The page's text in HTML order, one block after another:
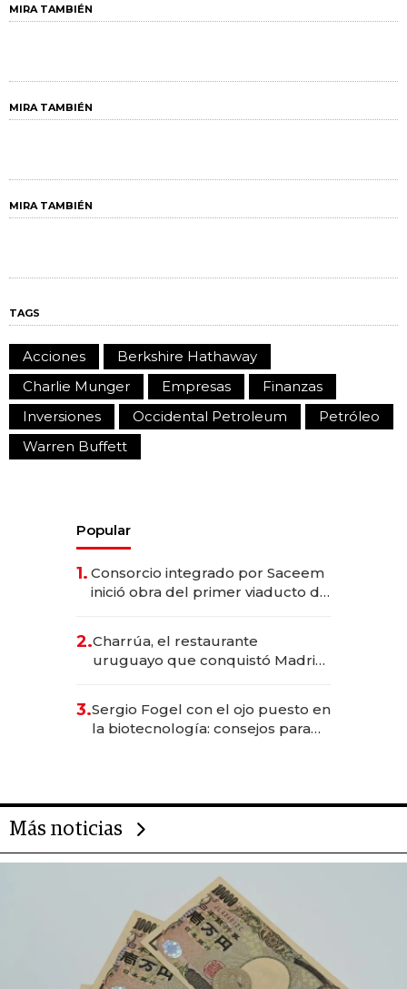
MIRA TAMBIÉN
MIRA TAMBIÉN
MIRA TAMBIÉN
TAGS
Acciones
Berkshire Hathaway
Charlie Munger
Empresas
Finanzas
Inversiones
Occidental Petroleum
Petróleo
Warren Buffett
Popular
1. Consorcio integrado por Saceem
inició obra del primer viaducto de
millones
2.Charrúa, el restaurante
uruguayo que conquistó Madrid:
anticipación y prepara apertura
3.Sergio Fogel con el ojo puesto en
la biotecnología: consejos para
Más noticias